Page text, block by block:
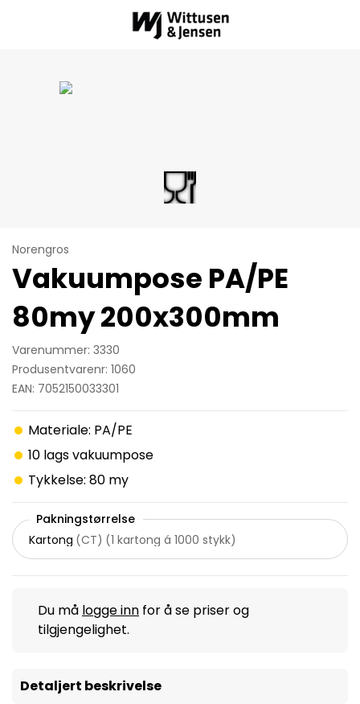
Norengros
Vakuumpose PA/PE
80my 200x300mm
Varenummer: 3330
Produsentvarenr: 1060
EAN: 7052150033301
Materiale: PA/PE
10 lags vakuumpose
Tykkelse: 80 my
Pakningstørrelse
Kartong (CT) (1 kartong á 1000 stykk)
Du må logge inn for å se priser og
tilgjengelighet.
Detaljert beskrivelse